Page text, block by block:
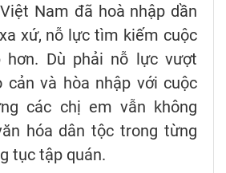
Nam đã hoà nhập dần
xứ, nỗ lực tìm kiếm cuộc
hơn. Dù phải nỗ lực vượt
cản và hòa nhập với cuộc
các chị em vẫn không
hóa dân tộc trong từng
tục tập quán.